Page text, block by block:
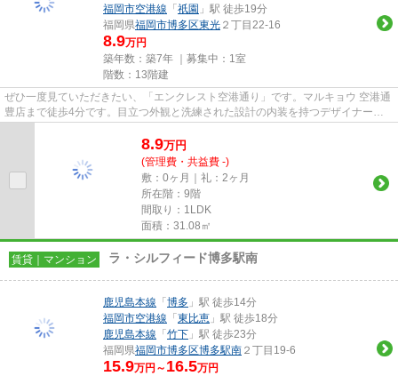
福岡市空港線 「祇園 」駅 徒歩19分
福岡県福岡市博多区東光 ２丁目22-16
8.9万円
築年数：築7年 ｜募集中： 1室
階数：13階建
ぜひ一度見ていただきたい、「エンクレスト空港通り」です。マルキョウ 空港通
豊店まで徒歩4分です。目立つ外観と洗練された設計の内装を持つデザイナー
ズ。共用部にはエレベータ・敷...
8.9万円
(管理費・共益費 -)
敷：0ヶ月｜礼：2ヶ月
所在階：9階
間取り：1LDK
面積：31.08㎡
賃貸｜マンション ラ・シルフィード博多駅南
鹿児島本線 「博多 」駅 徒歩14分
福岡市空港線 「東比恵 」駅 徒歩18分
鹿児島本線 「竹下 」駅 徒歩23分
福岡県福岡市博多区博多駅南 ２丁目19-6
15.9万円～ 16.5万円